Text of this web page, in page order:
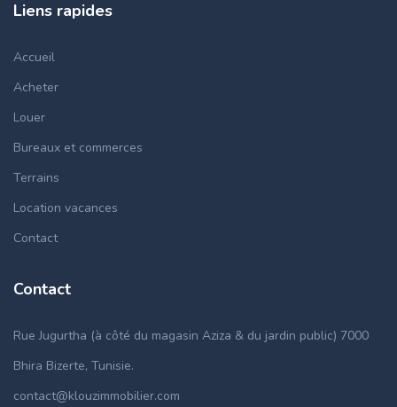
Liens rapides
Accueil
Acheter
Louer
Bureaux et commerces
Terrains
Location vacances
Contact
Contact
Rue Jugurtha (à côté du magasin Aziza & du jardin public) 7000
Bhira Bizerte, Tunisie.
contact@klouzimmobilier.com